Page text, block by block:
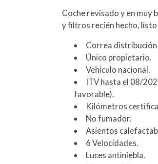
Coche revisado y en
y filtros recién hecho, listo
Correa
Único propietario.
Vehículo nacional.
ITV hasta el 08/
favorable).
Kilómetros
No fumador.
Asientos
6 Velocidades.
Luces antiniebla.